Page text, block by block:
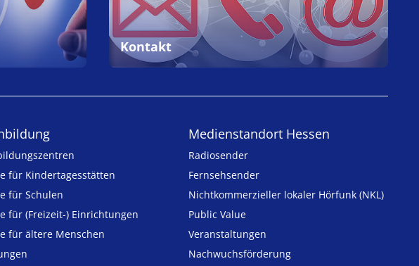
Kontakt
für Kinder­tages­stätten
für Schulen
für (Freizeit-) Ein­rich­tungen
für ältere Menschen
Medienstandort Hessen
Radiosender
Fernsehsender
Nicht­kommer­zieller lo­ka­ler Hör­funk (NKL)
Public Value
Veranstaltungen
Nachwuchsförderung